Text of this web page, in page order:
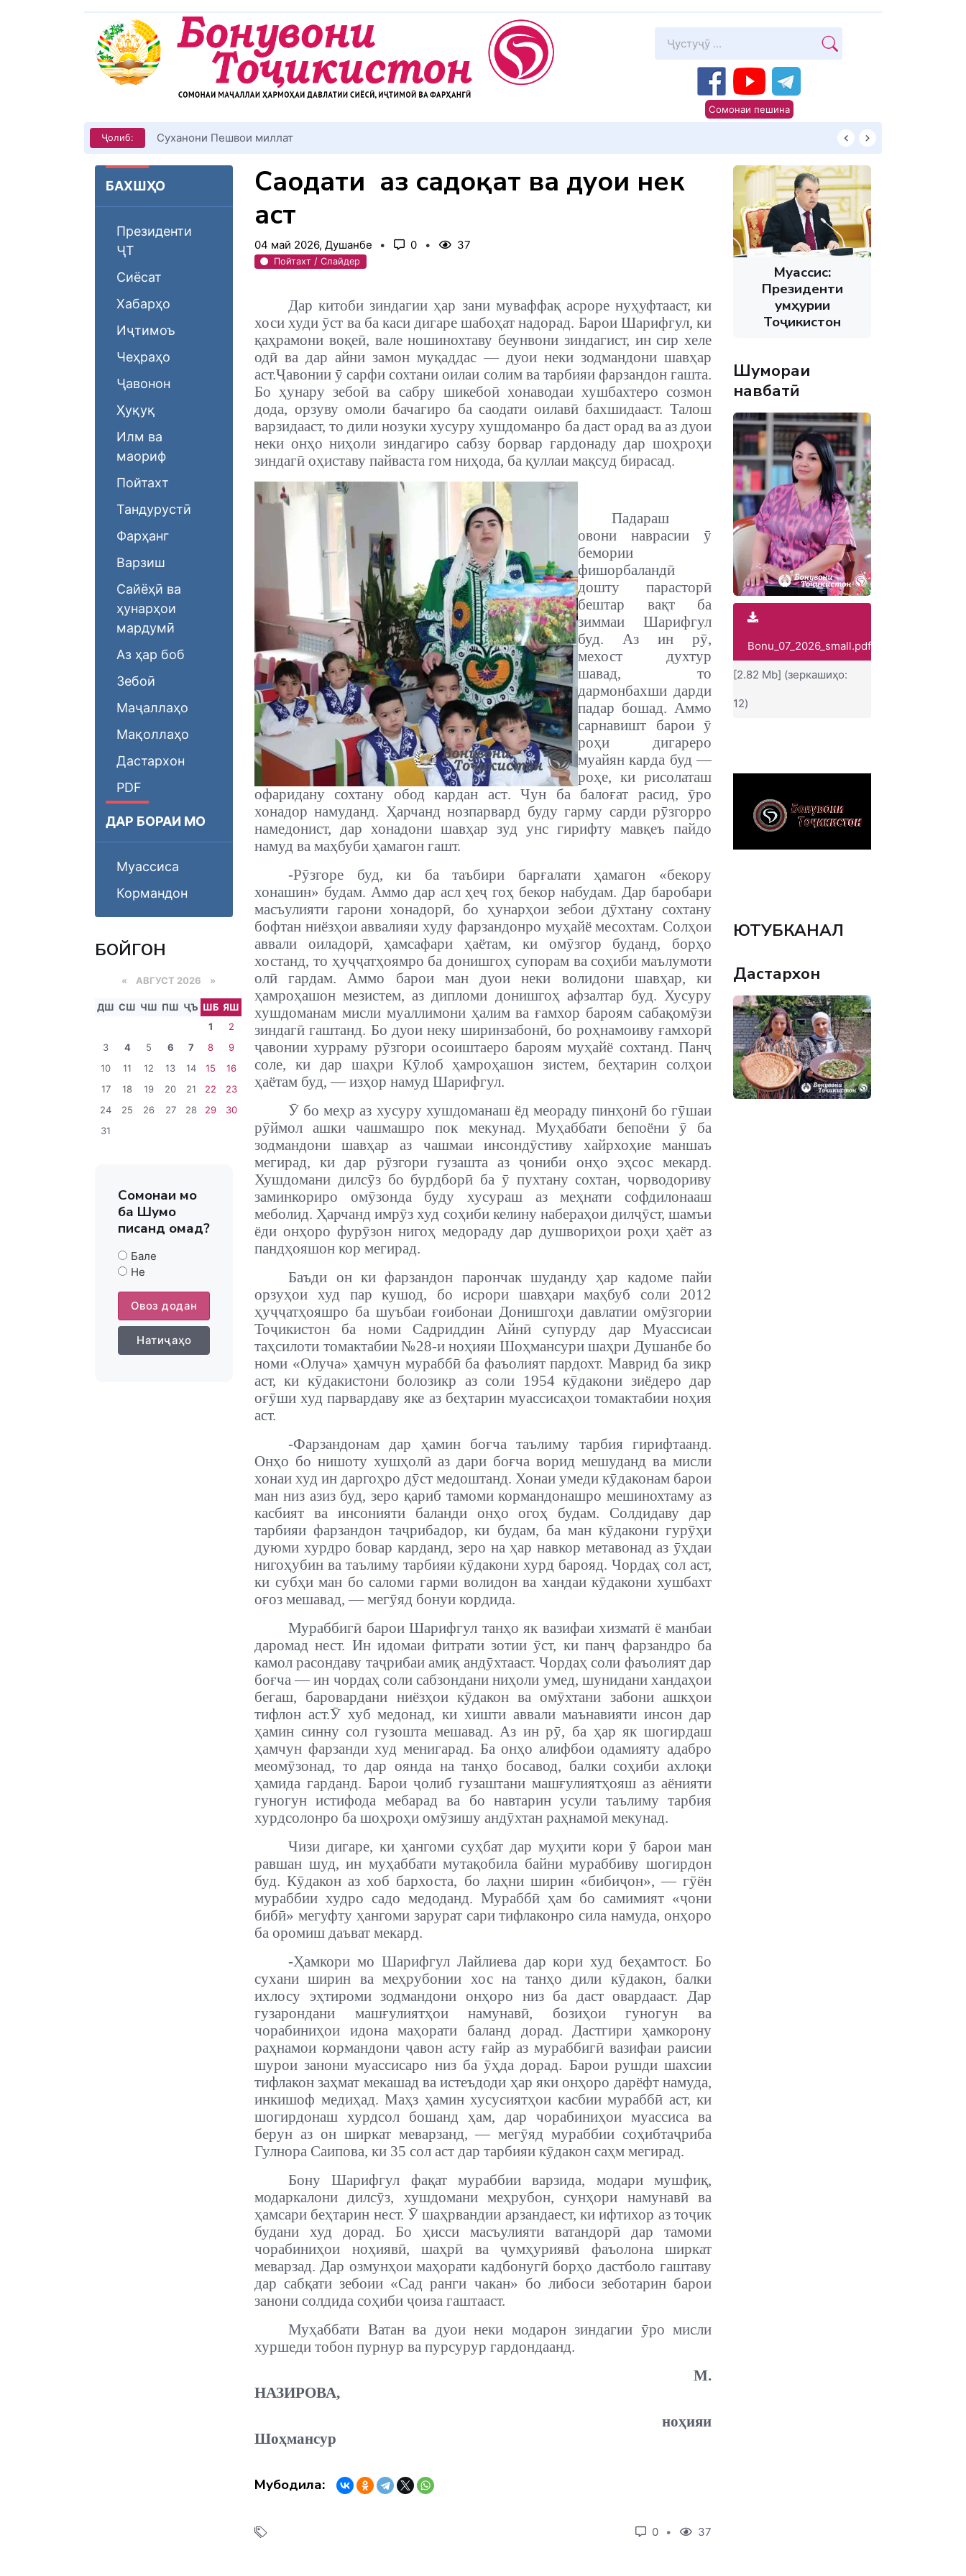
Сомонаи пешина
Ҷолиб: Суханони Пешвои миллат
БАХШҲО
Президенти
ҶТ
Сиёсат
Хабарҳо
Иҷтимоъ
Чеҳраҳо
Ҷавонон
Ҳуқуқ
Илм ва
маориф
Пойтахт
Тандурустӣ
Фарҳанг
Варзиш
Сайёҳӣ ва
ҳунарҳои
мардумӣ
Аз ҳар боб
Зебоӣ
Маҷаллаҳо
Мақоллаҳо
Дастархон
PDF
ДАР БОРАИ МО
Муассиса
Кормандон
БОЙГОНӢ
« АВГУСТ 2026 »
ДШ СШ ЧШ ПШ ҶЪ ШБ ЯШ
1
2
3
4 5 6 7 8
9
10
11 12 13 14 15
16
17
18 19 20 21 22
23
24
25 26 27 28 29
30
31
Сомонаи мо
ба Шумо
писанд омад?
Бале
Не
Овоз додан
Натиҷаҳо
Саодати ӯ аз садоқат ва дуои нек
аст
04 май 2026, Душанбе 0 37
Пойтахт / Слайдер
Дар китоби зиндагии ҳар зани муваффақ асроре нуҳуфтааст, ки
хоси худи ӯст ва ба каси дигаре шабоҳат надорад. Барои Шарифгул, ки
қаҳрамони воқеӣ, вале ношинохтаву беунвони зиндагист, ин сир хеле
одӣ ва дар айни замон муқаддас — дуои неки зодмандони шавҳар
аст.Ҷавонии ӯ сарфи сохтани оилаи солим ва тарбияи фарзандон гашта.
Бо ҳунару зебоӣ ва сабру шикебоӣ хонаводаи хушбахтеро созмон
дода, орзуву омоли бачагиро ба саодати оилавӣ бахшидааст. Талош
варзидааст, то дили нозуки хусуру хушдоманро ба даст орад ва аз дуои
неки онҳо ниҳоли зиндагиро сабзу борвар гардонаду дар шоҳроҳи
зиндагӣ оҳиставу пайваста гом ниҳода, ба қуллаи мақсуд бирасад.
Падараш
овони наврасии ӯ
бемории
фишорбаландӣ
дошту парасторӣ
бештар вақт ба
зиммаи Шарифгул
буд. Аз ин рӯ,
мехост духтур
шавад, то
дармонбахши дарди
падар бошад. Аммо
сарнавишт барои ӯ
роҳи дигареро
муайян карда буд —
роҳе, ки рисолаташ
офаридану сохтану обод кардан аст. Чун ба балоғат расид, ӯро
хонадор намуданд. Ҳарчанд нозпарвард буду гарму сарди рӯзгорро
намедонист, дар хонадони шавҳар зуд унс гирифту мавқеъ пайдо
намуд ва маҳбуби ҳамагон гашт.
-Рӯзгоре буд, ки ба таъбири барғалати ҳамагон «бекору
хонашин» будам. Аммо дар асл ҳеҷ гоҳ бекор набудам. Дар баробари
масъулияти гарони хонадорӣ, бо ҳунарҳои зебои дӯхтану сохтану
бофтан ниёзҳои аввалияи худу фарзандонро муҳайё месохтам. Солҳои
аввали оиладорӣ, ҳамсафари ҳаётам, ки омӯзгор буданд, борҳо
хостанд, то ҳуҷҷатҳоямро ба донишгоҳ супорам ва соҳиби маълумоти
олӣ гардам. Аммо барои ман дуои неки волидони шавҳар, ки
ҳамроҳашон мезистем, аз дипломи донишгоҳ афзалтар буд. Хусуру
хушдоманам мисли муаллимони ҳалим ва ғамхор бароям сабақомӯзи
зиндагӣ гаштанд. Бо дуои неку ширинзабонӣ, бо роҳнамоиву ғамхорӣ
ҷавонии хурраму рӯзгори осоиштаеро бароям муҳайё сохтанд. Панҷ
соле, ки дар шаҳри Кӯлоб ҳамроҳашон зистем, беҳтарин солҳои
ҳаётам буд, — изҳор намуд Шарифгул.
Ӯ бо меҳр аз хусуру хушдоманаш ёд меораду пинҳонӣ бо гӯшаи
рӯймол ашки чашмашро пок мекунад. Муҳаббати бепоёни ӯ ба
зодмандони шавҳар аз чашмаи инсондӯстиву хайрхоҳие маншаъ
мегирад, ки дар рӯзгори гузашта аз ҷониби онҳо эҳсос мекард.
Хушдомани дилсӯз бо бурдборӣ ба ӯ пухтану сохтан, чорводориву
заминкориро омӯзонда буду хусураш аз меҳнати софдилонааш
меболид. Ҳарчанд имрӯз худ соҳиби келину набераҳои дилҷӯст, шамъи
ёди онҳоро фурӯзон нигоҳ медораду дар душвориҳои роҳи ҳаёт аз
пандҳояшон кор мегирад.
Баъди он ки фарзандон парончак шуданду ҳар кадоме пайи
орзуҳои худ пар кушод, бо исрори шавҳари маҳбуб соли 2012
ҳуҷҷатҳояшро ба шуъбаи ғоибонаи Донишгоҳи давлатии омӯзгории
Тоҷикистон ба номи Садриддин Айнӣ супурду дар Муассисаи
таҳсилоти томактабии №28-и ноҳияи Шоҳмансури шаҳри Душанбе бо
номи «Олуча» ҳамчун мураббӣ ба фаъолият пардохт. Маврид ба зикр
аст, ки кӯдакистони болозикр аз соли 1954 кӯдакони зиёдеро дар
оғӯши худ парвардаву яке аз беҳтарин муассисаҳои томактабии ноҳия
аст.
-Фарзандонам дар ҳамин боғча таълиму тарбия гирифтаанд.
Онҳо бо нишоту хушҳолӣ аз дари боғча ворид мешуданд ва мисли
хонаи худ ин даргоҳро дӯст медоштанд. Хонаи умеди кӯдаконам барои
ман низ азиз буд, зеро қариб тамоми кормандонашро мешинохтаму аз
касбият ва инсонияти баланди онҳо огоҳ будам. Солдидаву дар
тарбияи фарзандон таҷрибадор, ки будам, ба ман кӯдакони гурӯҳи
дуюми хурдро бовар карданд, зеро на ҳар навкор метавонад аз ӯҳдаи
нигоҳубин ва таълиму тарбияи кӯдакони хурд барояд. Чордаҳ сол аст,
ки субҳи ман бо саломи гарми волидон ва хандаи кӯдакони хушбахт
оғоз мешавад, — мегӯяд бонуи кордида.
Мураббигӣ барои Шарифгул танҳо як вазифаи хизматӣ ё манбаи
даромад нест. Ин идомаи фитрати зотии ӯст, ки панҷ фарзандро ба
камол расондаву таҷрибаи амиқ андӯхтааст. Чордаҳ соли фаъолият дар
боғча — ин чордаҳ соли сабзондани ниҳоли умед, шунидани хандаҳои
бегаш, баровардани ниёзҳои кӯдакон ва омӯхтани забони ашкҳои
тифлон аст.Ӯ хуб медонад, ки хишти аввали маънавияти инсон дар
ҳамин синну сол гузошта мешавад. Аз ин рӯ, ба ҳар як шогирдаш
ҳамчун фарзанди худ менигарад. Ба онҳо алифбои одамияту адабро
меомӯзонад, то дар оянда на танҳо босавод, балки соҳиби ахлоқи
ҳамида гарданд. Барои ҷолиб гузаштани машғулиятҳояш аз аёнияти
гуногун истифода мебарад ва бо навтарин усули таълиму тарбия
хурдсолонро ба шоҳроҳи омӯзишу андӯхтан раҳнамоӣ мекунад.
Чизи дигаре, ки ҳангоми суҳбат дар муҳити кори ӯ барои ман
равшан шуд, ин муҳаббати мутақобила байни мураббиву шогирдон
буд.Кӯдакон аз хоб бархоста, бо лаҳни ширин «бибиҷон», — гӯён
мураббии худро садо медоданд. Мураббӣ ҳам бо самимият «ҷони
бибӣ» мегуфту ҳангоми зарурат сари тифлаконро сила намуда, онҳоро
ба оромиш даъват мекард.
-Ҳамкори мо Шарифгул Лайлиева дар кори худ беҳамтост. Бо
сухани ширин ва меҳрубонии хос на танҳо дили кӯдакон, балки
ихлосу эҳтироми зодмандони онҳоро низ ба даст овардааст. Дар
гузарондани машғулиятҳои намунавӣ, бозиҳои гуногун ва
чорабиниҳои идона маҳорати баланд дорад. Дастгири ҳамкорону
раҳнамои кормандони ҷавон асту ғайр аз мураббигӣ вазифаи раисии
шурои занони муассисаро низ ба ӯҳда дорад. Барои рушди шахсии
тифлакон заҳмат мекашад ва истеъдоди ҳар яки онҳоро дарёфт намуда,
инкишоф медиҳад. Маҳз ҳамин хусусиятҳои касбии мураббӣ аст, ки
шогирдонаш хурдсол бошанд ҳам, дар чорабиниҳои муассиса ва
берун аз он ширкат меварзанд, — мегӯяд мураббии соҳибтаҷриба
Гулнора Саипова, ки 35 сол аст дар тарбияи кӯдакон саҳм мегирад.
Бону Шарифгул фақат мураббии варзида, модари мушфиқ,
модаркалони дилсӯз, хушдомани меҳрубон, сунҳори намунавӣ ва
ҳамсари беҳтарин нест. Ӯ шаҳрвандии арзандаест, ки ифтихор аз тоҷик
будани худ дорад. Бо ҳисси масъулияти ватандорӣ дар тамоми
чорабиниҳои ноҳиявӣ, шаҳрӣ ва ҷумҳуриявӣ фаъолона ширкат
меварзад. Дар озмунҳои маҳорати кадбонугӣ борҳо дастболо гаштаву
дар сабқати зебоии «Сад ранги чакан» бо либоси зеботарин барои
занони солдида соҳиби ҷоиза гаштааст.
Муҳаббати Ватан ва дуои неки модарон зиндагии ӯро мисли
хуршеди тобон пурнур ва пурсурур гардондаанд.
М.
НАЗИРОВА,
ноҳияи
Шоҳмансур
Мубодила:
0 37
Муассис:
Президенти
Ҷумҳурии
Тоҷикистон
Шумораи
навбатӣ
Bonu_07_2026_small.pdf
[2.82 Mb] (зеркашиҳо:
12)
ЮТУБКАНАЛ
Дастархон